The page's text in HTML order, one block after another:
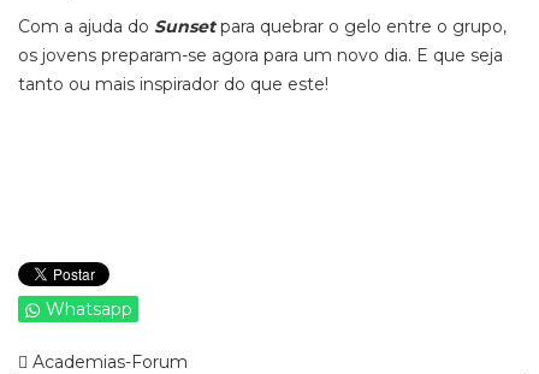
Com a ajuda do Sunset para quebrar o gelo entre o grupo,
os jovens preparam-se agora para um novo dia. E que seja
tanto ou mais inspirador do que este!
Whatsapp
Academias-Forum